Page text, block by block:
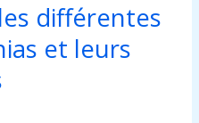
différentes
et leurs